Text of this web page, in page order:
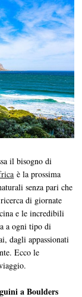
il bisogno di
è la prossima
senza pari che
di giornate
e le incredibili
a ogni tipo di
dagli appassionati
Ecco le
a Boulders